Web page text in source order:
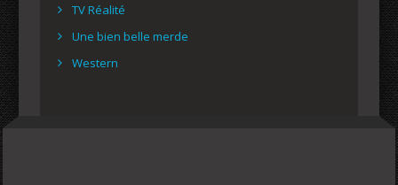
TV Réalité
Une bien belle merde
Western